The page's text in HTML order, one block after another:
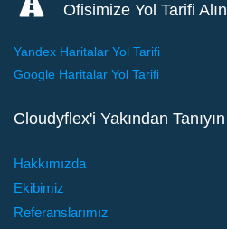
Ofisimize Yol Tarifi Alın
Yandex Haritalar Yol Tarifi
Google Haritalar Yol Tarifi
Cloudyflex'i Yakından Tanıyın
Hakkımızda
Ekibimiz
Referanslarımız